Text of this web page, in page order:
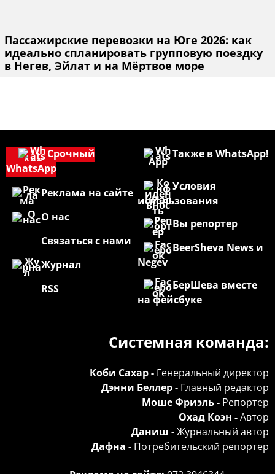
Пассажирские перевозки на Юге 2026: как
идеально спланировать групповую поездку
в Негев, Эйлат и на Мёртвое море
Также в WhatsApp!
Условия
использования
Вы репортер
BeerSheva News и
Negev
БерШева вместе
на фейсбуке
Срочный
WhatsApp
Реклама на сайте
О нас
Связаться с нами
Журнал
RSS
Системная команда:
Коби Сахар - Генеральный директор
Дэнни Беллер - Главный редактор
Моше Фриэль - Репортер
Охад Коэн -Автор
Даниш -Журнальный автор
Дафна - Потребительский репортер